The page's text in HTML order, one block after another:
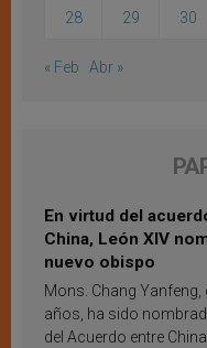
28 29 30
« Feb Abr »
En virtud del
China, León XIV
nuevo obispo
Mons. Chang Yanfeng,
años, ha sido
del Acuerdo entre